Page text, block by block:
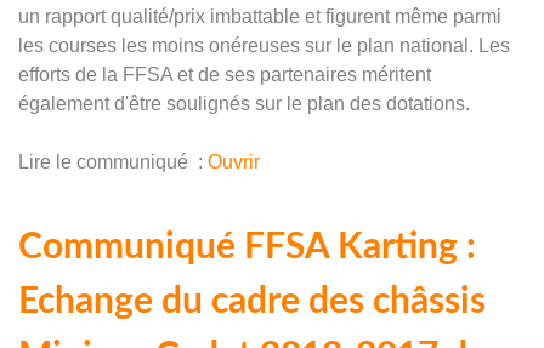
un rapport qualité/prix imbattable et figurent même parmi
les courses les moins onéreuses sur le plan national. Les
efforts de la FFSA et de ses partenaires méritent
également d'être soulignés sur le plan des dotations.
Lire le communiqué : Ouvrir
Communiqué FFSA Karting :
Echange du cadre des châssis